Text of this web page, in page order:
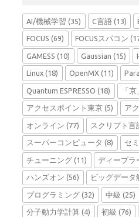
AI/機械学習 (35) C言語(13)
FOCUS (69) FOCUSスパコン
GAMESS (10) Gaussian (15)
Linux (18) OpenMX(11)
Quantum ESPRESSO (18) 「京
アクセスポイント東京 (5) ア
オンライン (77) スクリプト言
スーパーコンピュータ (8) セ
チューニング (11) ディープラ
ハンズオン (56) ビッグデータ
プログラミング (32) 中級 (25)
分子動力学計算 (4) 初級 (76)